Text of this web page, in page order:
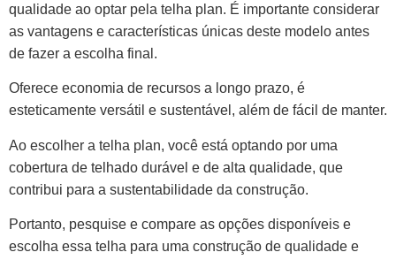
qualidade ao optar pela telha plan. É importante considerar
as vantagens e características únicas deste modelo antes
de fazer a escolha final.
Oferece economia de recursos a longo prazo, é
esteticamente versátil e sustentável, além de fácil de manter.
Ao escolher a telha plan, você está optando por uma
cobertura de telhado durável e de alta qualidade, que
contribui para a sustentabilidade da construção.
Portanto, pesquise e compare as opções disponíveis e
escolha essa telha para uma construção de qualidade e